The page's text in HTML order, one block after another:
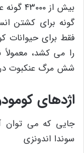
گونه برای کشتن
فقط برای حیوانات
را می کشد،
شش مرگ عنکبوت در
اژدهای
جایی که می توان
سوندا اندونزی